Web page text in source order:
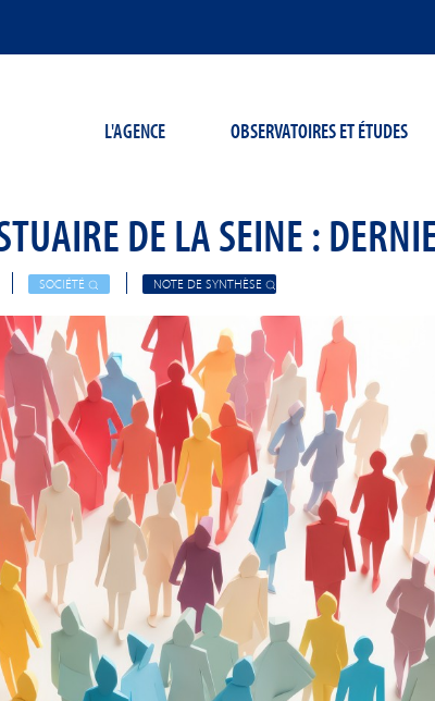
L'AGENCE OBSERVATOIRES ET ÉTUDES
DE LA SEINE :
SOCIÉTÉ NOTE DE SYNTHÈSE